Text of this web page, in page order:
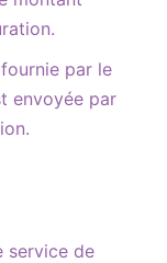
par le
envoyée par
service de